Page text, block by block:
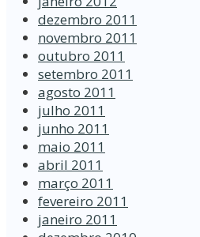
dezembro 2011
novembro 2011
outubro 2011
setembro 2011
agosto 2011
julho 2011
junho 2011
maio 2011
abril 2011
março 2011
fevereiro 2011
janeiro 2011